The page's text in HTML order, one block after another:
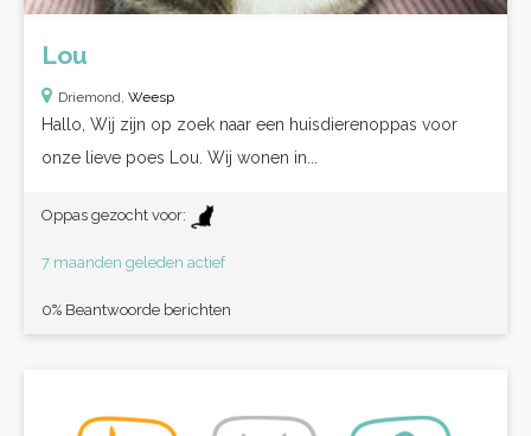
Lou
Driemond, Weesp
Hallo, Wij zijn op zoek naar een huisdierenoppas voor
onze lieve poes Lou. Wij wonen in...
Oppas gezocht voor:
7 maanden geleden actief
0% Beantwoorde berichten